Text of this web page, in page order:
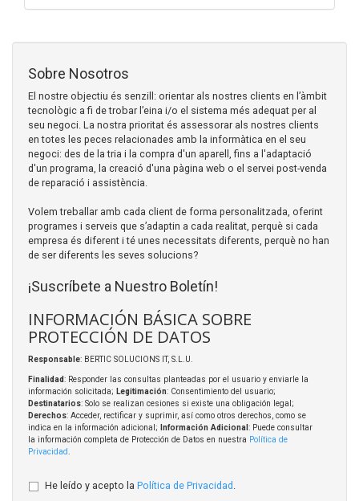
Sobre Nosotros
El nostre objectiu és senzill: orientar als nostres clients en l’àmbit
tecnològic a fi de trobar l’eina i/o el sistema més adequat per al
seu negoci. La nostra prioritat és assessorar als nostres clients
en totes les peces relacionades amb la informàtica en el seu
negoci: des de la tria i la compra d'un aparell, fins a l'adaptació
d'un programa, la creació d'una pàgina web o el servei post-venda
de reparació i assistència.
Volem treballar amb cada client de forma personalitzada, oferint
programes i serveis que s’adaptin a cada realitat, perquè si cada
empresa és diferent i té unes necessitats diferents, perquè no han
de ser diferents les seves solucions?
¡Suscríbete a Nuestro Boletín!
INFORMACIÓN BÁSICA SOBRE
PROTECCIÓN DE DATOS
Responsable: BERTIC SOLUCIONS IT, S.L.U.
Finalidad: Responder las consultas planteadas por el usuario y enviarle la
información solicitada; Legitimación: Consentimiento del usuario;
Destinatarios: Solo se realizan cesiones si existe una obligación legal;
Derechos: Acceder, rectificar y suprimir, así como otros derechos, como se
indica en la información adicional;
Información Adicional : Puede consultar
la información completa de Protección de Datos en nuestra Política de
Privacidad
He leído y acepto la Política de Privacidad